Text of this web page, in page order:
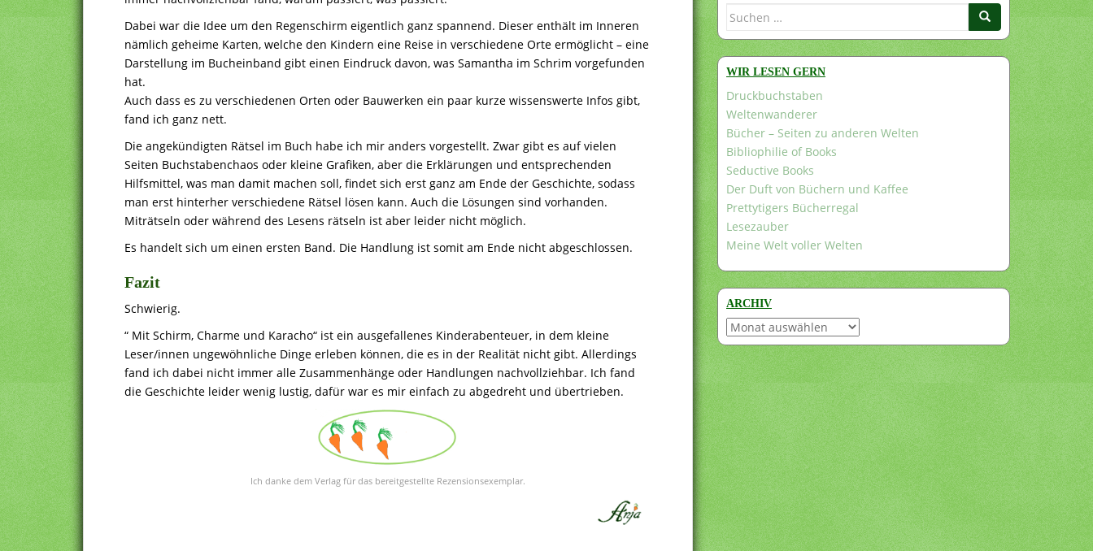
Dabei war die Idee um den Regenschirm eigentlich ganz spannend. Dieser enthält im Inneren
nämlich geheime Karten, welche den Kindern eine Reise in verschiedene Orte ermöglicht – eine
Darstellung im Bucheinband gibt einen Eindruck davon, was Samantha im Schrim vorgefunden
hat.
Auch dass es zu verschiedenen Orten oder Bauwerken ein paar kurze wissenswerte Infos gibt,
fand ich ganz nett.
Die angekündigten Rätsel im Buch habe ich mir anders vorgestellt. Zwar gibt es auf vielen
Seiten Buchstabenchaos oder kleine Grafiken, aber die Erklärungen und entsprechenden
Hilfsmittel, was man damit machen soll, findet sich erst ganz am Ende der Geschichte, sodass
man erst hinterher verschiedene Rätsel lösen kann. Auch die Lösungen sind vorhanden.
Miträtseln oder während des Lesens rätseln ist aber leider nicht möglich.
Es handelt sich um einen ersten Band. Die Handlung ist somit am Ende nicht abgeschlossen.
Fazit
Schwierig.
“ Mit Schirm, Charme und Karacho“ ist ein ausgefallenes Kinderabenteuer, in dem kleine
Leser/innen ungewöhnliche Dinge erleben können, die es in der Realität nicht gibt. Allerdings
fand ich dabei nicht immer alle Zusammenhänge oder Handlungen nachvollziehbar. Ich fand
die Geschichte leider wenig lustig, dafür war es mir einfach zu abgedreht und übertrieben.
Ich danke dem Verlag für das bereitgestellte Rezensionsexemplar.
Suchen
WIR LESEN GERN
Druckbuchstaben
Weltenwanderer
Bücher – Seiten zu anderen Welten
Bibliophilie of Books
Seductive Books
Der Duft von Büchern und Kaffee
Prettytigers Bücherregal
Lesezauber
Meine Welt voller Welten
ARCHIV
Archiv